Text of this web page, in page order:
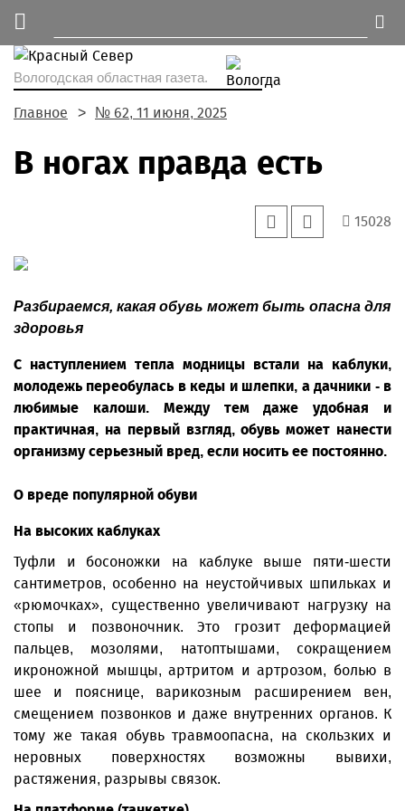
Вологодская областная газета.
Главное № 62, 11 июня, 2025
В ногах правда есть
15028
Разбираемся, какая обувь может быть опасна для
здоровья
С наступлением тепла модницы встали на каблуки,
молодежь переобулась в кеды и шлепки, а дачники - в
любимые калоши. Между тем даже удобная и
практичная, на первый взгляд, обувь может нанести
организму серьезный вред, если носить ее постоянно.
О вреде популярной обуви
На высоких каблуках
Туфли и босоножки на каблуке выше пяти-шести
сантиметров, особенно на неустойчивых шпильках и
«рюмочках», существенно увеличивают нагрузку на
стопы и позвоночник. Это грозит деформацией
пальцев, мозолями, натоптышами, сокращением
икроножной мышцы, артритом и артрозом, болью в
шее и пояснице, варикозным расширением вен,
смещением позвонков и даже внутренних органов. К
тому же такая обувь травмоопасна, на скользких и
неровных поверхностях возможны вывихи,
растяжения, разрывы связок.